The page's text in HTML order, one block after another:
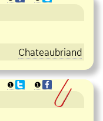
Chateaubriand
❶ ❶